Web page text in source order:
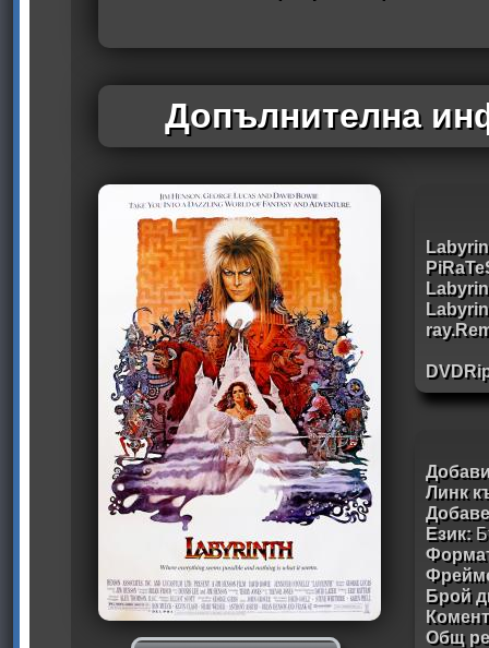
Допълнителна
Линк
Език:
Брой
Общ